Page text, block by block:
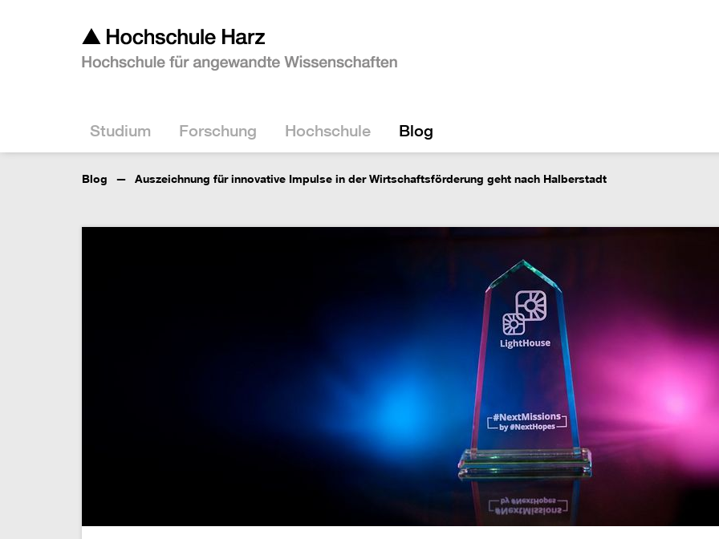
Studium Forschung Hochschule Blog
Blog Auszeichnung für innovative Impulse in der Wirtschaftsförderung geht nach Halberstadt